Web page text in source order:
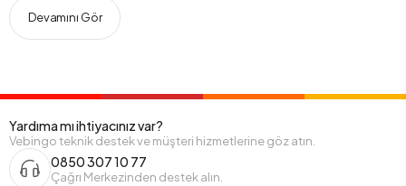
Devamını Gör
Yardıma mı ihtiyacınız var?
Vebingo teknik destek ve müşteri hizmetlerine göz atın.
0850 307 10 77
Çağrı Merkezinden destek alın.